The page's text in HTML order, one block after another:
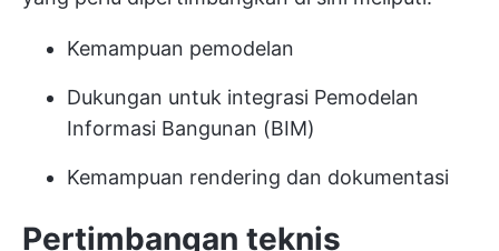
Kemampuan pemodelan
Dukungan untuk integrasi Pemodelan
Informasi Bangunan (BIM)
Kemampuan rendering dan dokumentasi
Pertimbangan teknis